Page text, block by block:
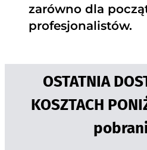
zarówno dla
profesjonalistów.
OSTATNIA
KOSZTACH